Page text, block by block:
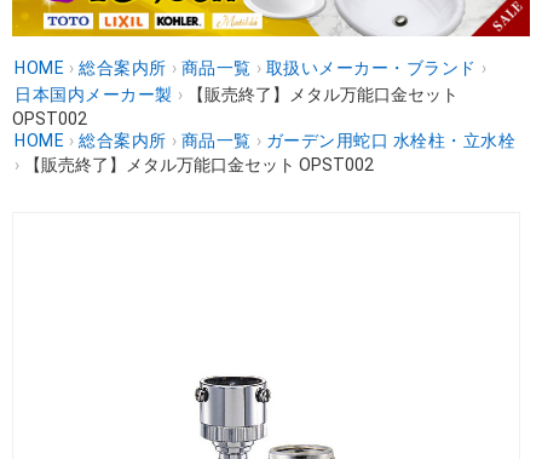
HOME › 総合案内所 › 商品一覧 › 取扱いメーカー・ブランド ›
日本国内メーカー製 ›
【販売終了】メタル万能口金セット
OPST002
HOME › 総合案内所 › 商品一覧 › ガーデン用蛇口 水栓柱・立水栓
›
【販売終了】メタル万能口金セット OPST002